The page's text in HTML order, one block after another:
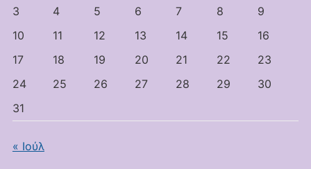
3
4 5 6 7 8
9
10
11 12 13 14 15
16
17
18 19 20 21 22
23
24
25 26 27 28 29
30
31
« Ιούλ